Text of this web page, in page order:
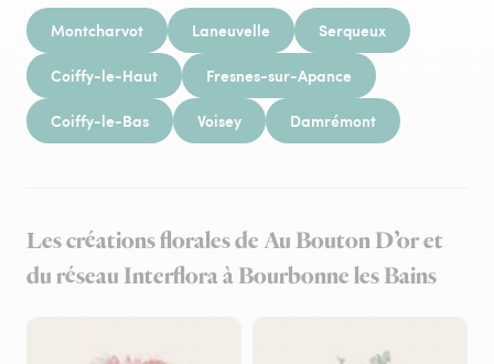
Montcharvot Laneuvelle Serqueux
Coiffy-le-Haut Fresnes-sur-Apance
Coiffy-le-Bas Voisey Damrémont
Les créations florales de Au Bouton D’or et
du réseau Interflora à Bourbonne les Bains